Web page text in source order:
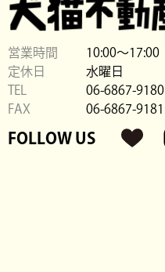
営業時間
10:00〜17:00
定休日
水曜日
TEL
06-6867-9180
FAX
06-6867-9181
FOLLOW US